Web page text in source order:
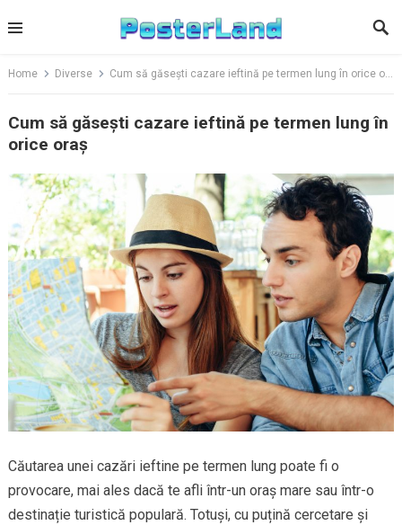
to
Home Diverse Cum să găsești cazare ieftină pe termen lung în orice oraș
Cum să găsești cazare ieftină pe termen lung în
orice oraș
Căutarea unei cazări ieftine pe termen lung poate fi o
provocare, mai ales dacă te afli într-un oraș mare sau într-o
destinație turistică populară. Totuși, cu puțină cercetare și